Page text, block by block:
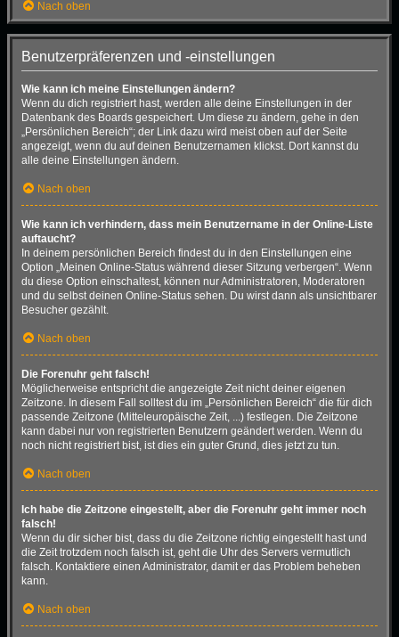
Nach oben
Benutzerpräferenzen und -einstellungen
Wie kann ich meine Einstellungen ändern?
Wenn du dich registriert hast, werden alle deine Einstellungen in der
Datenbank des Boards gespeichert. Um diese zu ändern, gehe in den
„Persönlichen Bereich“; der Link dazu wird meist oben auf der Seite
angezeigt, wenn du auf deinen Benutzernamen klickst. Dort kannst du
alle deine Einstellungen ändern.
Nach oben
Wie kann ich verhindern, dass mein Benutzername in der Online-Liste
auftaucht?
In deinem persönlichen Bereich findest du in den Einstellungen eine
Option „Meinen Online-Status während dieser Sitzung verbergen“. Wenn
du diese Option einschaltest, können nur Administratoren, Moderatoren
und du selbst deinen Online-Status sehen. Du wirst dann als unsichtbarer
Besucher gezählt.
Nach oben
Die Forenuhr geht falsch!
Möglicherweise entspricht die angezeigte Zeit nicht deiner eigenen
Zeitzone. In diesem Fall solltest du im „Persönlichen Bereich“ die für dich
passende Zeitzone (Mitteleuropäische Zeit, ...) festlegen. Die Zeitzone
kann dabei nur von registrierten Benutzern geändert werden. Wenn du
noch nicht registriert bist, ist dies ein guter Grund, dies jetzt zu tun.
Nach oben
Ich habe die Zeitzone eingestellt, aber die Forenuhr geht immer noch
falsch!
Wenn du dir sicher bist, dass du die Zeitzone richtig eingestellt hast und
die Zeit trotzdem noch falsch ist, geht die Uhr des Servers vermutlich
falsch. Kontaktiere einen Administrator, damit er das Problem beheben
kann.
Nach oben